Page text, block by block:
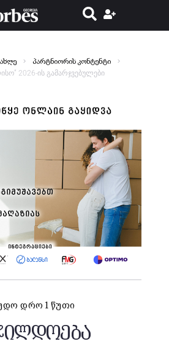
პარტნიორის კონტენტი
2026-ის გამარჯვებულები
დრო 1 წუთი